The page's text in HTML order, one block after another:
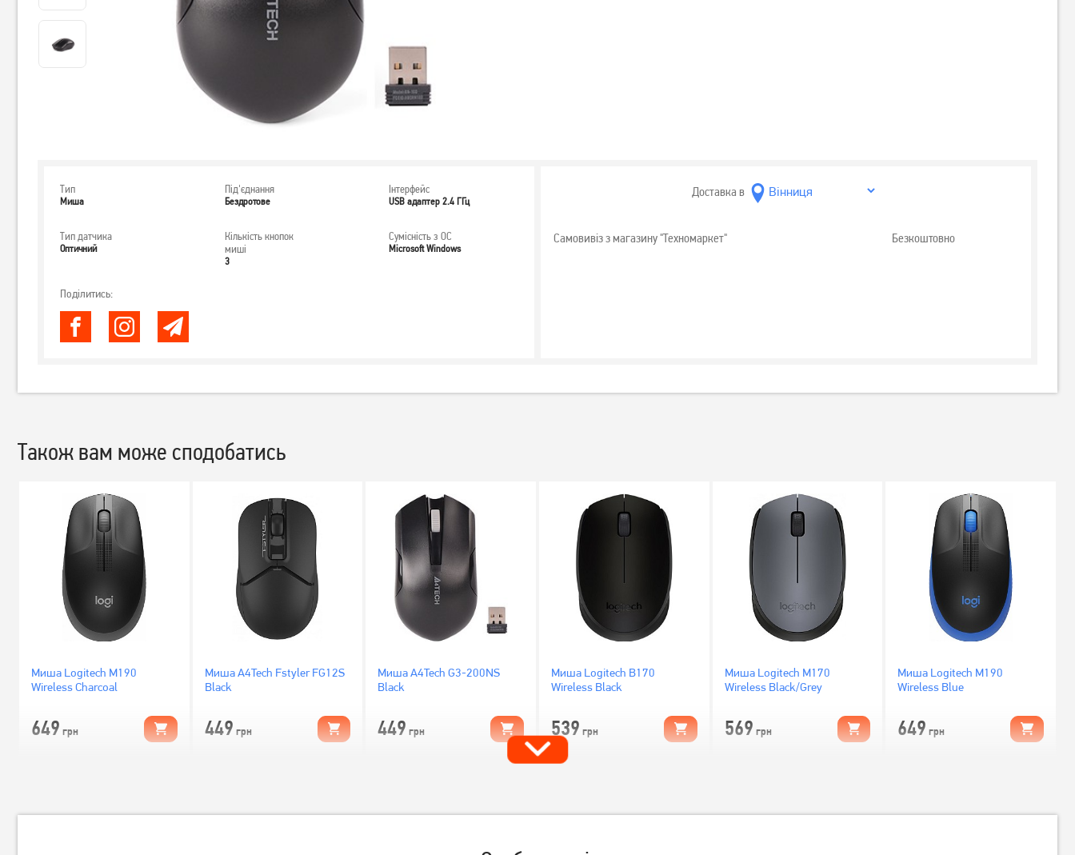
Тип
Миша
Під'єднання
Бездротове
Інтерфейс
USB адаптер 2.4 ГГц
Тип датчика
Оптичний
Кількість кнопок
миші
3
Сумісність з ОС
Microsoft Windows
Поділитись:
Доставка в
Самовивіз з магазину "Техномаркет" Безкоштовно
Також вам може сподобатись
Миша Logitech M190
Wireless Charcoal
649 грн
Миша A4Tech Fstyler FG12S
Black
449 грн
Миша A4Tech G3-200NS
Black
449 грн
Миша Logitech B170
Wireless Black
539 грн
Миша Logitech M170
Wireless Black/Grey
569 грн
Миша Logitech M190
Wireless Blue
649 грн